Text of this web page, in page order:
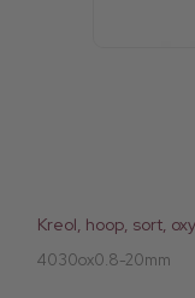
Kreol, hoop, sort,
4030ox0.8-20mm